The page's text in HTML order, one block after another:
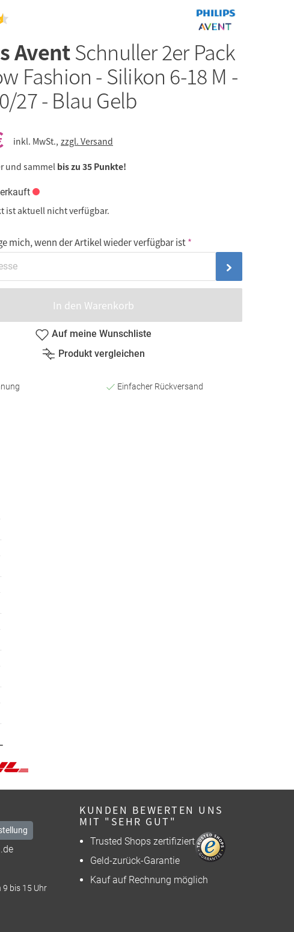
AventSchnuller 2er Pack
Fashion - Silikon 6-18 M -
27 - Blau Gelb
inkl. MwSt., zzgl. Versand
und sammel bis zu 35 Punkte!
ist aktuell nicht verfügbar.
mich, wenn der Artikel wieder verfügbar ist
In den Warenkorb
Auf meine Wunschliste
Produkt vergleichen
Einfacher Rückversand
bis 15 Uhr
KUNDEN BEWERTEN UNS
MIT "SEHR GUT"
Trusted Shops zertifiziert
Geld-zurück-Garantie
Kauf auf Rechnung möglich